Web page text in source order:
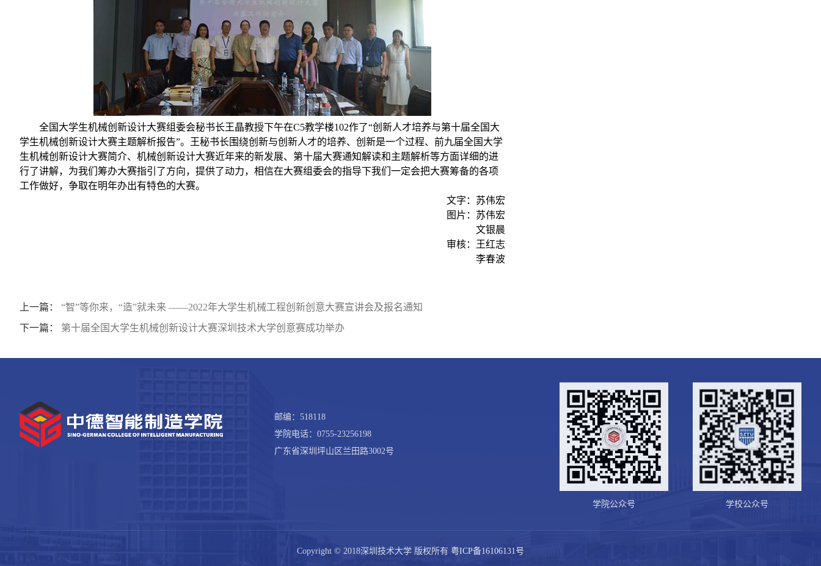
全国大学生机械创新设计大赛组委会秘书长王晶教授下午在C5教学楼102作了“创新人才培养与第十届全国大
学生机械创新设计大赛主题解析报告”。王秘书长围绕创新与创新人才的培养、创新是一个过程、前九届全国大学
生机械创新设计大赛简介、机械创新设计大赛近年来的新发展、第十届大赛通知解读和主题解析等方面详细的进
行了讲解，为我们筹办大赛指引了方向，提供了动力，相信在大赛组委会的指导下我们一定会把大赛筹备的各项
工作做好，争取在明年办出有特色的大赛。
文字：苏伟宏
图片：苏伟宏
文银晨
审核：王红志
李春波
上一篇：
“智”等你来，“造”就未来 ——2022年大学生机械工程创新创意大赛宣讲会及报名通知
下一篇：
第十届全国大学生机械创新设计大赛深圳技术大学创意赛成功举办
邮编：518118
学院电话：0755-23256198
广东省深圳坪山区兰田路3002号
学院公众号 学校公众号
Copyright © 2018深圳技术大学 版权所有 粤ICP备16106131号